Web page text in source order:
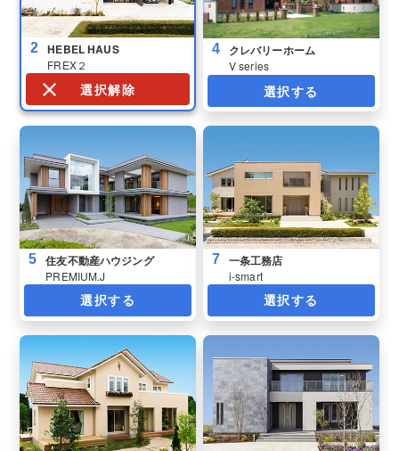
2 HEBEL HAUS
FREX２
選択解除
4 クレバリーホーム
V series
選択する
5 住友不動産ハウジング
PREMIUM.J
選択する
7 一条工務店
i-smart
選択する